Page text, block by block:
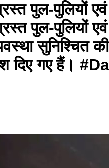
पुल-पुलियों
पुल-पुलियों एवं
सुनिश्चित
दिए गए हैं।